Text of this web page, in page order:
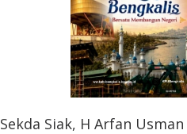
Sekda Siak, H Arfan